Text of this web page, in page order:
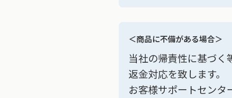
＜商品に不備がある場合＞
当社の帰責性に基づ
返金対応を致します。
お客様サポートセン